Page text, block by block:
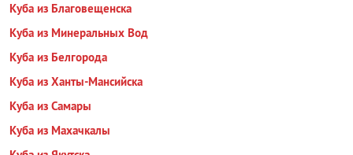
Куба из Благовещенска
Куба из Минеральных Вод
Куба из Белгорода
Куба из Ханты-Мансийска
Куба из Самары
Куба из Махачкалы